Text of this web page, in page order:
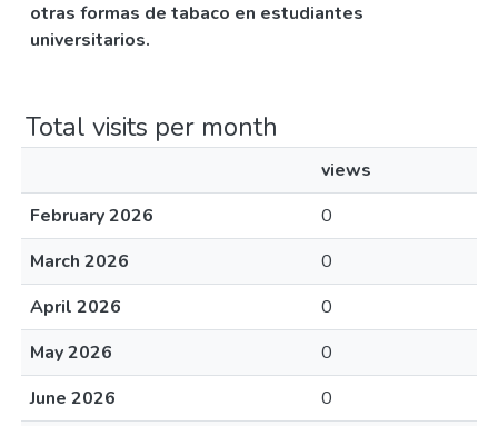
otras formas de tabaco en estudiantes
universitarios.
Total visits per month
views
February 2026
0
March 2026
0
April 2026
0
May 2026
0
June 2026
0